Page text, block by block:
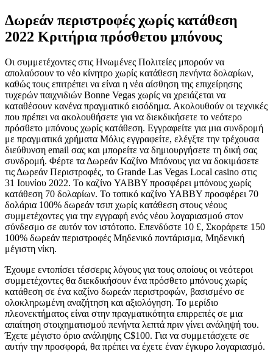
Δωρεάν περιστροφές χωρίς κατάθεση
2022 Κριτήρια πρόσθετου μπόνους
Οι συμμετέχοντες στις Ηνωμένες Πολιτείες μπορούν να
απολαύσουν το νέο κίνητρο χωρίς κατάθεση πενήντα δολαρίων,
καθώς τους επιτρέπει να είναι η νέα αίσθηση της επιχείρησης
τυχερών παιχνιδιών Bonne Vegas χωρίς να χρειάζεται να
καταθέσουν κανένα πραγματικό εισόδημα. Ακολουθούν οι τεχνικές
που πρέπει να ακολουθήσετε για να διεκδικήσετε το νεότερο
πρόσθετο μπόνους χωρίς κατάθεση. Εγγραφείτε για μια συνδρομή
με πραγματικά χρήματα Μόλις εγγραφείτε, ελέγξτε την τρέχουσα
διεύθυνση email σας και μπορείτε να δημιουργήσετε τη δική σας
συνδρομή. Φέρτε τα Δωρεάν Καζίνο Μπόνους για να δοκιμάσετε
τις Δωρεάν Περιστροφές, το Grande Las Vegas Local casino στις
31 Ιουνίου 2022. Το καζίνο YABBY προσφέρει μπόνους χωρίς
κατάθεση 70 δολαρίων. Το τοπικό καζίνο YABBY προσφέρει 70
δολάρια 100% δωρεάν τσιπ χωρίς κατάθεση στους νέους
συμμετέχοντες για την εγγραφή ενός νέου λογαριασμού στον
σύνδεσμο σε αυτόν τον ιστότοπο. Επενδύστε 10 £, Σκοράρετε 150
100% δωρεάν περιστροφές Μηδενικό ποντάρισμα, Μηδενική
μέγιστη νίκη.
Έχουμε εντοπίσει τέσσερις λόγους για τους οποίους οι νεότεροι
συμμετέχοντες θα διεκδικήσουν ένα πρόσθετο μπόνους χωρίς
κατάθεση σε ένα καζίνο δωρεάν περιστροφών, βασισμένο σε
ολοκληρωμένη αναζήτηση και αξιολόγηση. Το μερίδιο
πλεονεκτήματος είναι στην πραγματικότητα επιρρεπές σε μια
απαίτηση στοιχηματισμού πενήντα λεπτά πριν γίνει ανάληψή του.
Έχετε μέγιστο όριο ανάληψης C$100. Για να συμμετάσχετε σε
αυτήν την προσφορά, θα πρέπει να έχετε έναν έγκυρο λογαριασμό.